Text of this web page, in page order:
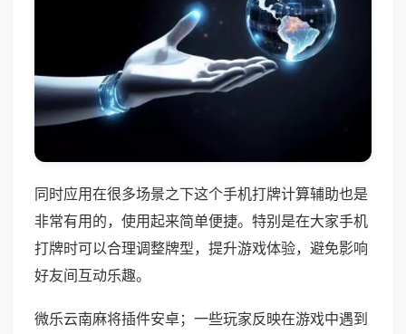
同时应用在很多场景之下这个手机打牌计算辅助也是
非常有用的，使用起来简单便捷。特别是在大家手机
打牌时可以合理调整牌型，提升游戏体验，避免影响
好友间互动乐趣。
微乐云南麻将插件安卓；一些玩家反映在游戏中遇到